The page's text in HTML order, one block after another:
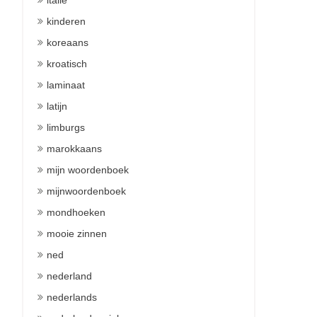
kinderen
koreaans
kroatisch
laminaat
latijn
limburgs
marokkaans
mijn woordenboek
mijnwoordenboek
mondhoeken
mooie zinnen
ned
nederland
nederlands